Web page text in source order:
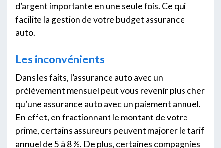
d’argent importante en une seule fois. Ce qui
facilite la gestion de votre budget assurance
auto.
Les inconvénients
Dans les faits, l’assurance auto avec un
prélèvement mensuel peut vous revenir plus cher
qu’une assurance auto avec un paiement annuel.
En effet, en fractionnant le montant de votre
prime, certains assureurs peuvent majorer le tarif
annuel de 5 à 8 %. De plus, certaines compagnies